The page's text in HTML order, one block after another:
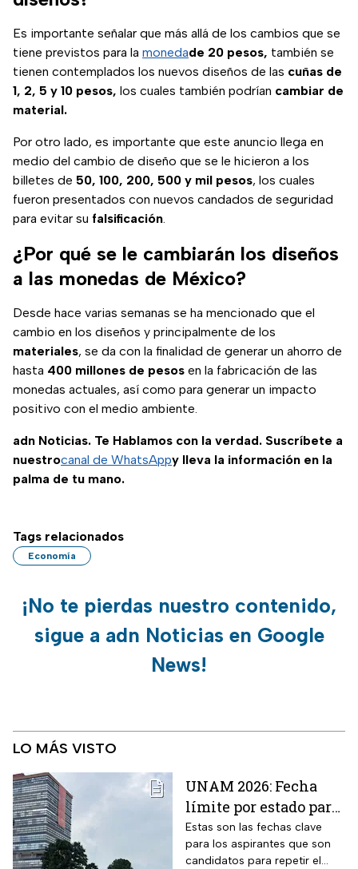
Es importante señalar que más allá de los cambios que se
tiene previstos para la monedade 20 pesos, también se
tienen contemplados los nuevos diseños de las cuñas de
1, 2, 5 y 10 pesos, los cuales también podrían cambiar de
material.
Por otro lado, es importante que este anuncio llega en
medio del cambio de diseño que se le hicieron a los
billetes de 50, 100, 200, 500 y mil pesos, los cuales
fueron presentados con nuevos candados de seguridad
para evitar su falsificación.
¿Por qué se le cambiarán los diseños
a las monedas de México?
Desde hace varias semanas se ha mencionado que el
cambio en los diseños y principalmente de los
materiales, se da con la finalidad de generar un ahorro de
hasta 400 millones de pesos en la fabricación de las
monedas actuales, así como para generar un impacto
positivo con el medio ambiente.
adn Noticias. Te Hablamos con la verdad. Suscríbete a
nuestrocanal de WhatsAppy lleva la información en la
palma de tu mano.
Tags relacionados
Economía
¡No te pierdas nuestro contenido,
sigue a adn Noticias en Google
News!
LO MÁS VISTO
UNAM 2026: Fecha
límite por estado para
sacar cita para el
Examen de Control
Estas son las fechas clave
para los aspirantes que son
candidatos para repetir el